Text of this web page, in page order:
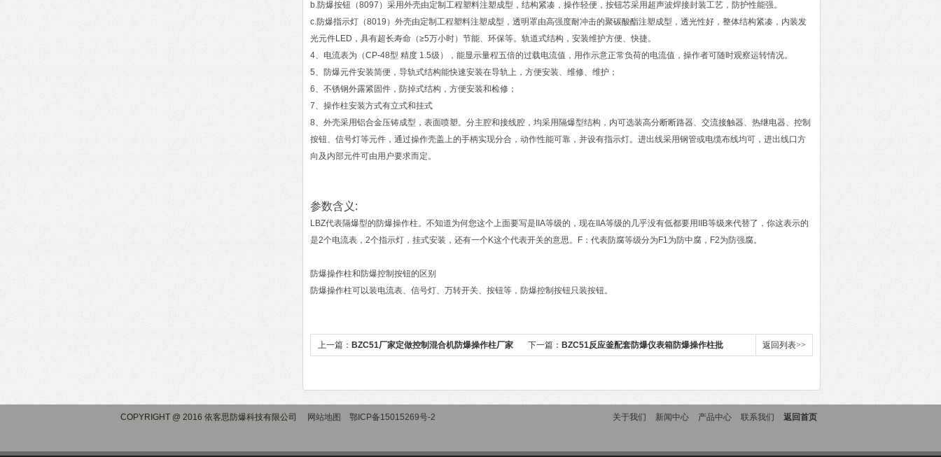
b.防爆按钮（8097）采用外壳由定制工程塑料注塑成型，结构紧凑，操作轻便，按钮芯采用超声波焊接封装工艺，防护性能强。
c.防爆指示灯（8019）外壳由定制工程塑料注塑成型，透明罩由高强度耐冲击的聚碳酸酯注塑成型，透光性好，整体结构紧凑，内装发
光元件LED，具有超长寿命（≥5万小时）节能、环保等。轨道式结构，安装维护方便、快捷。
4、电流表为（CP-48型 精度 1.5级），能显示量程五倍的过载电流值，用作示意正常负荷的电流值，操作者可随时观察运转情况。
5、防爆元件安装简便，导轨式结构能快速安装在导轨上，方便安装、维修、维护；
6、不锈钢外露紧固件，防掉式结构，方便安装和检修；
7、操作柱安装方式有立式和挂式
8、外壳采用铝合金压铸成型，表面喷塑。分主腔和接线腔，均采用隔爆型结构，内可选装高分断断路器、交流接触器、热继电器、控制
按钮、信号灯等元件，通过操作壳盖上的手柄实现分合，动作性能可靠，并设有指示灯。进出线采用钢管或电缆布线均可，进出线口方
向及内部元件可由用户要求而定。
参数含义:
LBZ代表隔爆型的防爆操作柱。不知道为何您这个上面要写是IIA等级的，现在IIA等级的几乎没有低都要用IIB等级来代替了，你这表示的
是2个电流表，2个指示灯，挂式安装，还有一个K这个代表开关的意思。F：代表防腐等级分为F1为防中腐，F2为防强腐。
防爆操作柱和防爆控制按钮的区别
防爆操作柱可以装电流表、信号灯、万转开关、按钮等，防爆控制按钮只装按钮。
上一篇： BZC51厂家定做控制混合机防爆操作柱厂家 下一篇： BZC51反应釜配套防爆仪表箱防爆操作柱批 返回列表>>
COPYRIGHT @ 2016 依客思防爆科技有限公司 网站地图 鄂ICP备15015269号-2 关于我们 新闻中心 产品中心 联系我们 返回首页